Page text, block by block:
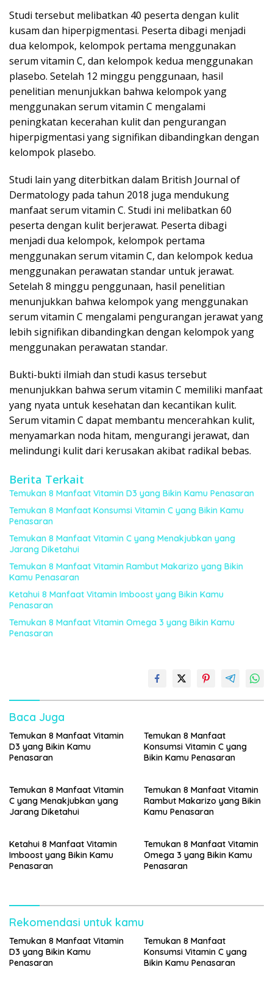
Studi tersebut melibatkan 40 peserta dengan kulit
kusam dan hiperpigmentasi. Peserta dibagi menjadi
dua kelompok, kelompok pertama menggunakan
serum vitamin C, dan kelompok kedua menggunakan
plasebo. Setelah 12 minggu penggunaan, hasil
penelitian menunjukkan bahwa kelompok yang
menggunakan serum vitamin C mengalami
peningkatan kecerahan kulit dan pengurangan
hiperpigmentasi yang signifikan dibandingkan dengan
kelompok plasebo.
Studi lain yang diterbitkan dalam British Journal of
Dermatology pada tahun 2018 juga mendukung
manfaat serum vitamin C. Studi ini melibatkan 60
peserta dengan kulit berjerawat. Peserta dibagi
menjadi dua kelompok, kelompok pertama
menggunakan serum vitamin C, dan kelompok kedua
menggunakan perawatan standar untuk jerawat.
Setelah 8 minggu penggunaan, hasil penelitian
menunjukkan bahwa kelompok yang menggunakan
serum vitamin C mengalami pengurangan jerawat yang
lebih signifikan dibandingkan dengan kelompok yang
menggunakan perawatan standar.
Bukti-bukti ilmiah dan studi kasus tersebut
menunjukkan bahwa serum vitamin C memiliki manfaat
yang nyata untuk kesehatan dan kecantikan kulit.
Serum vitamin C dapat membantu mencerahkan kulit,
menyamarkan noda hitam, mengurangi jerawat, dan
melindungi kulit dari kerusakan akibat radikal bebas.
Berita Terkait
Temukan 8 Manfaat Vitamin D3 yang Bikin Kamu Penasaran
Temukan 8 Manfaat Konsumsi Vitamin C yang Bikin Kamu
Penasaran
Temukan 8 Manfaat Vitamin C yang Menakjubkan yang
Jarang Diketahui
Temukan 8 Manfaat Vitamin Rambut Makarizo yang Bikin
Kamu Penasaran
Ketahui 8 Manfaat Vitamin Imboost yang Bikin Kamu
Penasaran
Temukan 8 Manfaat Vitamin Omega 3 yang Bikin Kamu
Penasaran
Baca Juga
Temukan 8 Manfaat Vitamin
D3 yang Bikin Kamu
Penasaran
Temukan 8 Manfaat
Konsumsi Vitamin C yang
Bikin Kamu Penasaran
Temukan 8 Manfaat Vitamin
C yang Menakjubkan yang
Jarang Diketahui
Temukan 8 Manfaat Vitamin
Rambut Makarizo yang Bikin
Kamu Penasaran
Ketahui 8 Manfaat Vitamin
Imboost yang Bikin Kamu
Penasaran
Temukan 8 Manfaat Vitamin
Omega 3 yang Bikin Kamu
Penasaran
Rekomendasi untuk kamu
Temukan 8 Manfaat Vitamin
D3 yang Bikin Kamu
Penasaran
Temukan 8 Manfaat
Konsumsi Vitamin C yang
Bikin Kamu Penasaran